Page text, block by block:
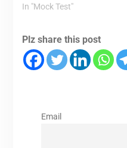
In "Mock Test"
Plz share this post
Email